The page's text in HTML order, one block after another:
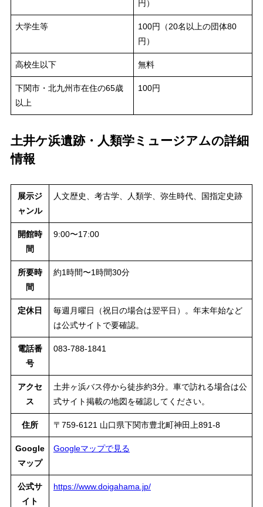
円）
大学生等
100円（20名以上の団体80
円）
高校生以下 無料
下関市・北九州市在住の65歳
以上
100円
土井ケ浜遺跡・人類学ミュージアムの詳細
情報
展示ジ
ャンル
人文歴史、考古学、人類学、弥生時代、国指定史跡
開館時
間
9:00〜17:00
所要時
間
約1時間〜1時間30分
定休日
毎週月曜日（祝日の場合は翌平日）。年末年始など
は公式サイトで要確認。
電話番
号
083-788-1841
アクセ
ス
土井ヶ浜バス停から徒歩約3分。車で訪れる場合は公
式サイト掲載の地図を確認してください。
住所 〒759-6121 山口県下関市豊北町神田上891-8
Google
マップ
Googleマップで見る
公式サ
イト
https://www.doigahama.jp/